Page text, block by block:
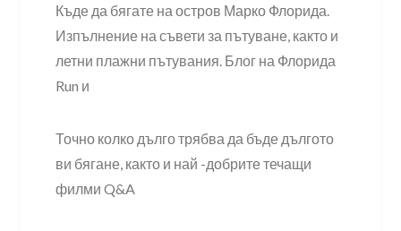
Къде да бягате на остров Марко Флорида.
Изпълнение на съвети за пътуване, както и
летни плажни пътувания. Блог на Флорида
Run и
Точно колко дълго трябва да бъде дългото
ви бягане, както и най -добрите течащи
филми Q&A